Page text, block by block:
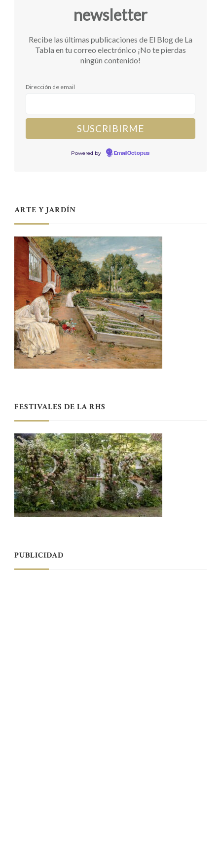
newsletter
Recibe las últimas publicaciones de El Blog de La
Tabla en tu correo electrónico ¡No te pierdas
ningún contenido!
Dirección de email
Powered by EmailOctopus
ARTE Y JARDÍN
FESTIVALES DE LA RHS
PUBLICIDAD